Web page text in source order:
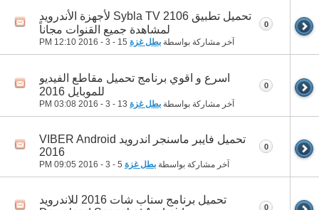
تحميل تطبيق 2106 Sybla TV لأجهزة الأندرويد
لمشاهدة جميع القنوات مجاناً
آخر مشاركة بواسطة بطل غزة 12:10 PM
0
اسرع و اقوي برنامج تحميل مقاطع الفيديو
للموبايل 2016
آخر مشاركة بواسطة بطل غزة 03:08 PM
0
تحميل فايبر ماسنجر اندرويد VIBER Android
2016
آخر مشاركة بواسطة بطل غزة 09:05 PM
0
تحميل برنامج سناب شات 2016 للاندرويد
0